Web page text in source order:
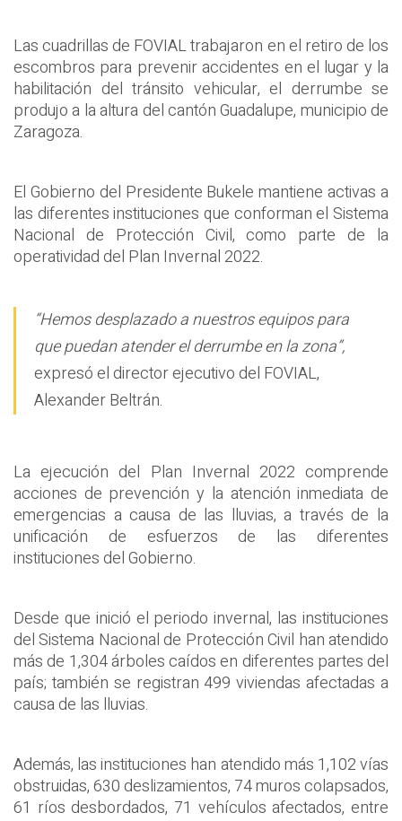
Las cuadrillas de FOVIAL trabajaron en el retiro de los
escombros para prevenir accidentes en el lugar y la
habilitación del tránsito vehicular, el derrumbe se
produjo a la altura del cantón Guadalupe, municipio de
Zaragoza.
El Gobierno del Presidente Bukele mantiene activas a
las diferentes instituciones que conforman el Sistema
Nacional de Protección Civil, como parte de la
operatividad del Plan Invernal 2022.
“Hemos desplazado a nuestros equipos para
que puedan atender el derrumbe en la zona”,
expresó el director ejecutivo del FOVIAL,
Alexander Beltrán.
La ejecución del Plan Invernal 2022 comprende
acciones de prevención y la atención inmediata de
emergencias a causa de las lluvias, a través de la
unificación de esfuerzos de las diferentes
instituciones del Gobierno.
Desde que inició el periodo invernal, las instituciones
del Sistema Nacional de Protección Civil han atendido
más de 1,304 árboles caídos en diferentes partes del
país; también se registran 499 viviendas afectadas a
causa de las lluvias.
Además, las instituciones han atendido más 1,102 vías
obstruidas, 630 deslizamientos, 74 muros colapsados,
61 ríos desbordados, 71 vehículos afectados, entre